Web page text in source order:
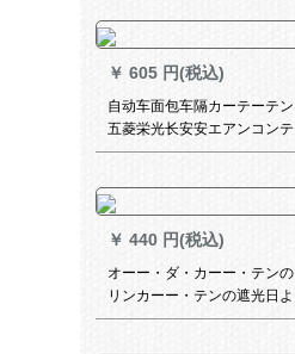
￥ 605 円(税込)
自动车面包车隔カーテーテン
五菱栄光长安安エアンコンテ
ートホートカーターテーテー
ーンカーテータードドドドモ
デル
￥ 440 円(税込)
オーー・ダ・カーー・テンの
リンカーー・テンの遮光日よ
けーフル広告印字LOGO风景